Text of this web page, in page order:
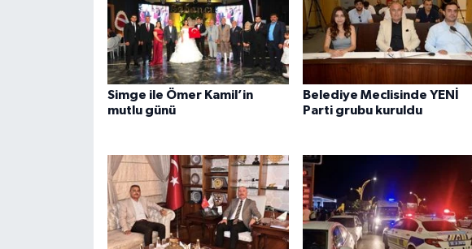
Simge ile Ömer Kamil’in
mutlu günü
Belediye Meclisinde YENİ
Parti grubu kuruldu